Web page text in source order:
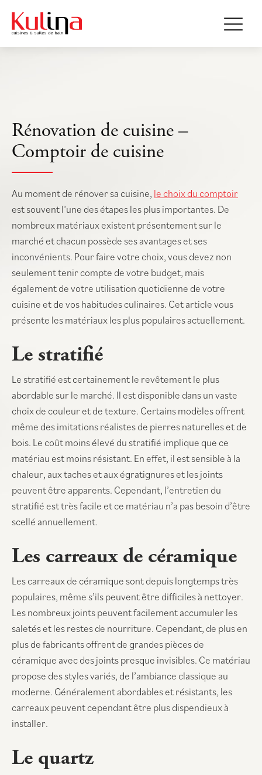
Rénovation de cuisine –
Comptoir de cuisine
Au moment de rénover sa cuisine, le choix du comptoir
est souvent l’une des étapes les plus importantes. De
nombreux matériaux existent présentement sur le
marché et chacun possède ses avantages et ses
inconvénients. Pour faire votre choix, vous devez non
seulement tenir compte de votre budget, mais
également de votre utilisation quotidienne de votre
cuisine et de vos habitudes culinaires. Cet article vous
présente les matériaux les plus populaires actuellement.
Le stratifié
Le stratifié est certainement le revêtement le plus
abordable sur le marché. Il est disponible dans un vaste
choix de couleur et de texture. Certains modèles offrent
même des imitations réalistes de pierres naturelles et de
bois. Le coût moins élevé du stratifié implique que ce
matériau est moins résistant. En effet, il est sensible à la
chaleur, aux taches et aux égratignures et les joints
peuvent être apparents. Cependant, l’entretien du
stratifié est très facile et ce matériau n’a pas besoin d’être
scellé annuellement.
Les carreaux de céramique
Les carreaux de céramique sont depuis longtemps très
populaires, même s’ils peuvent être difficiles à nettoyer.
Les nombreux joints peuvent facilement accumuler les
saletés et les restes de nourriture. Cependant, de plus en
plus de fabricants offrent de grandes pièces de
céramique avec des joints presque invisibles. Ce matériau
propose des styles variés, de l’ambiance classique au
moderne. Généralement abordables et résistants, les
carreaux peuvent cependant être plus dispendieux à
installer.
Le quartz